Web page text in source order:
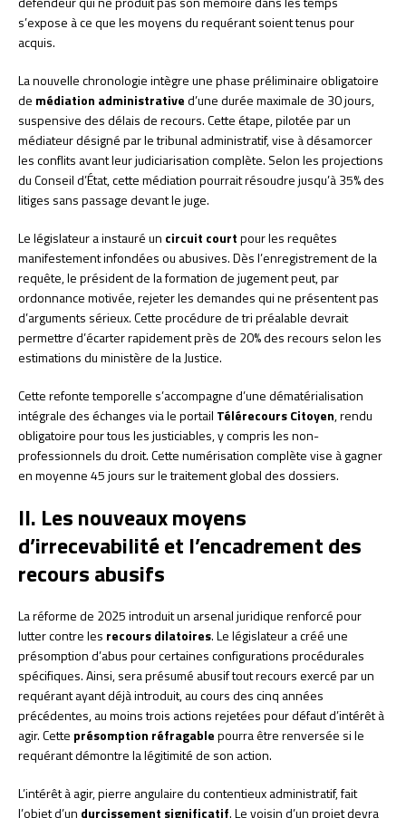
s’expose à ce que les moyens du requérant soient tenus pour
acquis.
La nouvelle chronologie intègre une phase préliminaire obligatoire
de médiation administratived’une durée maximale de 30 jours,
suspensive des délais de recours. Cette étape, pilotée par un
médiateur désigné par le tribunal administratif, vise à désamorcer
les conflits avant leur judiciarisation complète. Selon les projections
du Conseil d’État, cette médiation pourrait résoudre jusqu’à 35% des
litiges sans passage devant le juge.
Le législateur a instauré un circuit courtpour les requêtes
manifestement infondées ou abusives. Dès l’enregistrement de la
requête, le président de la formation de jugement peut, par
ordonnance motivée, rejeter les demandes qui ne présentent pas
d’arguments sérieux. Cette procédure de tri préalable devrait
permettre d’écarter rapidement près de 20% des recours selon les
estimations du ministère de la Justice.
Cette refonte temporelle s’accompagne d’une dématérialisation
intégrale des échanges via le portail Télérecours Citoyen, rendu
obligatoire pour tous les justiciables, y compris les non-
professionnels du droit. Cette numérisation complète vise à gagner
en moyenne 45 jours sur le traitement global des dossiers.
II. Les nouveaux moyens
d’irrecevabilité et l’encadrement des
recours abusifs
La réforme de 2025 introduit un arsenal juridique renforcé pour
lutter contre les recours dilatoires. Le législateur a créé une
présomption d’abus pour certaines configurations procédurales
spécifiques. Ainsi, sera présumé abusif tout recours exercé par un
requérant ayant déjà introduit, au cours des cinq années
précédentes, au moins trois actions rejetées pour défaut d’intérêt à
agir. Cette présomption réfragablepourra être renversée si le
requérant démontre la légitimité de son action.
L’intérêt à agir, pierre angulaire du contentieux administratif, fait
l’objet d’un durcissement significatif. Le voisin d’un projet devra